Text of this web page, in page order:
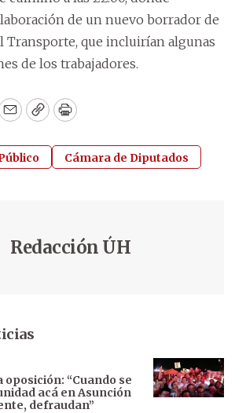
de un nuevo borrador de
Transporte, que incluirían algunas
de los trabajadores.
EmailCopyPrint
Cámara de Diputados
Redacción ÚH
oposición: “Cuando se
acá en Asunción
defraudan”